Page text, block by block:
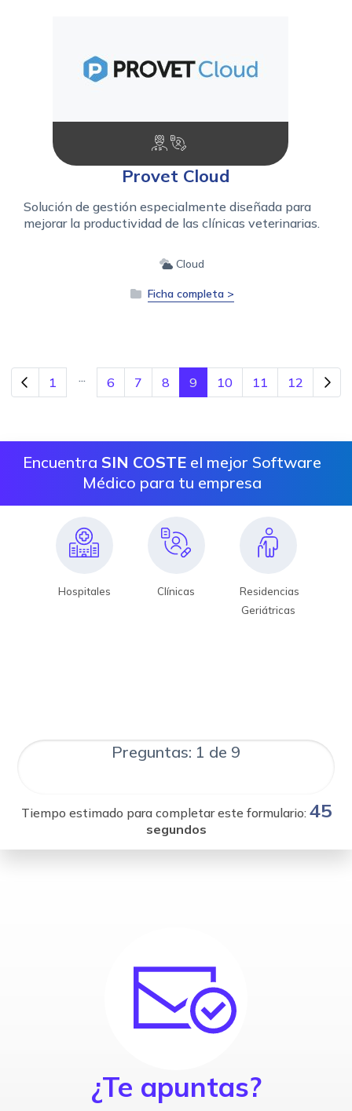
Provet Cloud
Solución de gestión especialmente diseñada para
mejorar la productividad de las clínicas veterinarias.
Cloud
Ficha completa >
1 6 7 8 9 10 11 12
Encuentra SIN COSTE el mejor Software
Médico para tu empresa
Hospitales Clínicas
Residencias
Geriátricas
Preguntas: 1 de 9
Tiempo estimado para completar este formulario: 45
segundos
¿Te apuntas?